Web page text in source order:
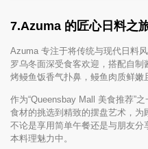
7.Azuma 的匠心日料之
Azuma 专注于将传统与现代日料
罗乌冬面深受食客欢迎，搭配自
烤鳗鱼饭香气扑鼻，鳗鱼肉质鲜嫩
作为“Queensbay Mall 美食推荐”
食材的挑选到精致的摆盘艺术，为
不论是享用简单午餐还是与朋友分
本料理魅力中。